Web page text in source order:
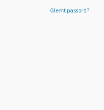
Glemt passord?